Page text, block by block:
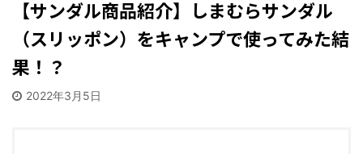
【サンダル商品紹介】しまむらサンダル
（スリッポン）をキャンプで使ってみた結
果！？
2022年3月5日